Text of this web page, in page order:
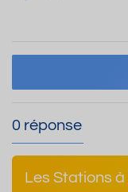
0 réponse
Les Stations à